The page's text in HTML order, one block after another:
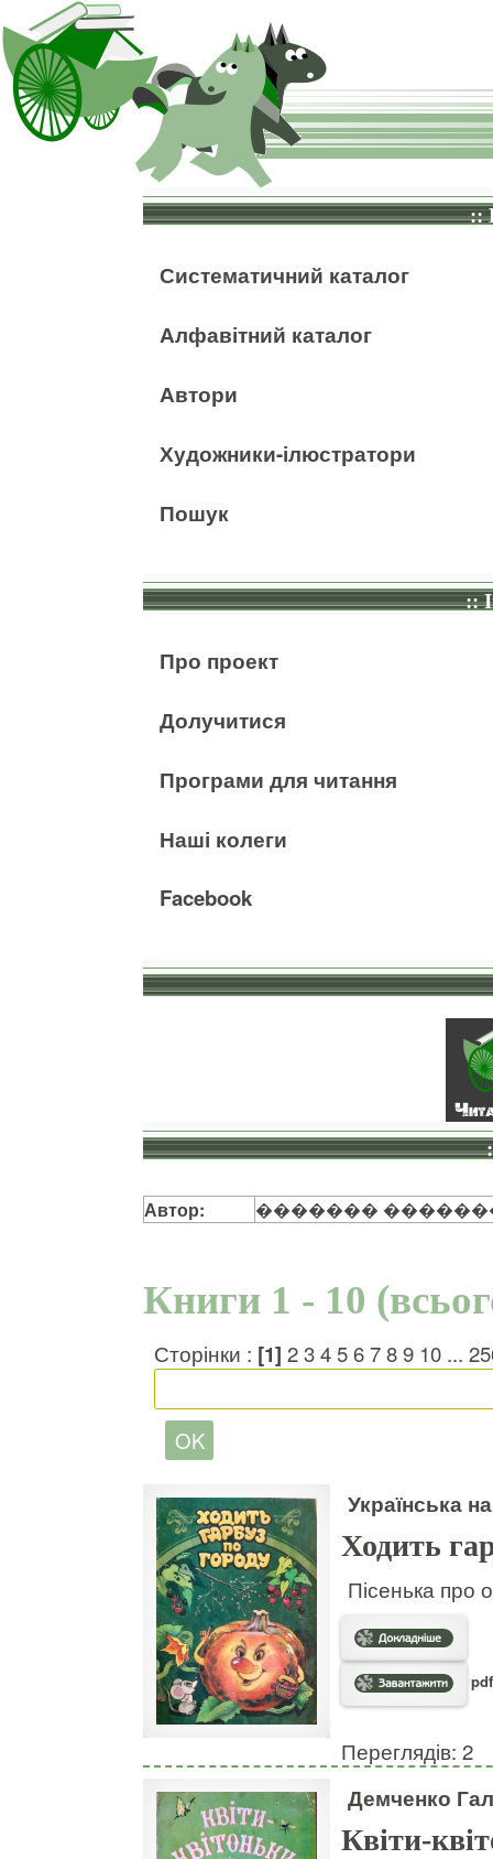
::
Систематичний каталог
Алфавітний каталог
Автори
Художники-ілюстратори
Пошук
::
Про проект
Долучитися
Програми для читання
Наші колеги
Facebook
Автор: �������
Книги 1 - 10
Сторінки : [1] 23456789 10 ...
Українська
Ходить
Пісенька про
Переглядів: 2
Демченко
Квіти-